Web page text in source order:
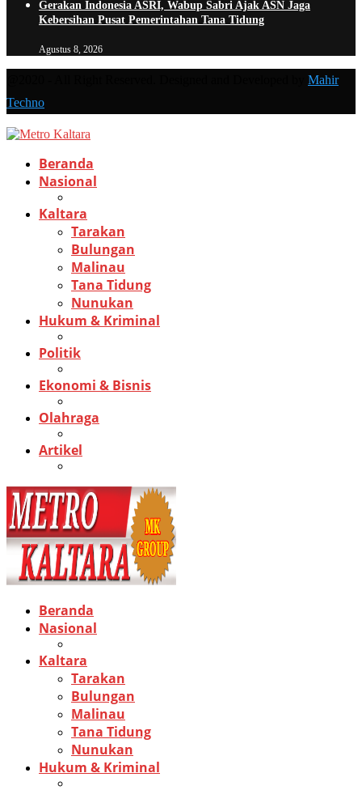
Gerakan Indonesia ASRI, Wabup Sabri Ajak ASN Jaga
Kebersihan Pusat Pemerintahan Tana Tidung
Agustus 8, 2026
Mahir
Techno
Beranda
Nasional
Kaltara
Tarakan
Bulungan
Malinau
Tana Tidung
Nunukan
Hukum & Kriminal
Politik
Ekonomi & Bisnis
Olahraga
Artikel
Beranda
Nasional
Kaltara
Tarakan
Bulungan
Malinau
Tana Tidung
Nunukan
Hukum & Kriminal